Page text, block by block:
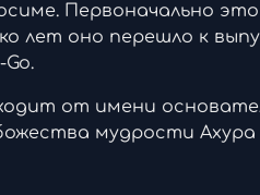
Первоначально
лет оно перешло к
от имени
мудрости